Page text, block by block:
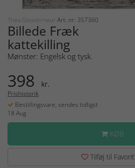
Thea Gouverneur Art. nr: 357360
Billede Fræk
kattekilling
Mønster: Engelsk og tysk.
398 kr.
Prishistorik
Bestillingsvare, sendes tidligst
18 Aug
KØB
Tilføj til